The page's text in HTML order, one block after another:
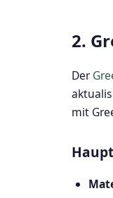
2.
Der
mit